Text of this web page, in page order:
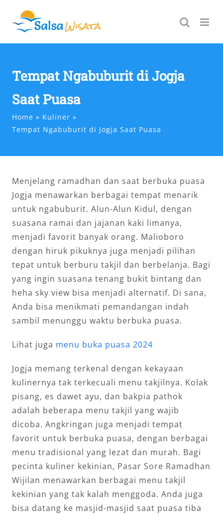
content
Tempat Ngabuburit di Jogja
Saat Puasa
Home
Kuliner
Tempat Ngabuburit di Jogja Saat Puasa
Menjelang ramadhan dan saat berbuka puasa
Jogja menawarkan berbagai tempat menarik
untuk ngabuburit. Alun-Alun Kidul, dengan
suasana ramai dan jajanan kaki limanya,
menjadi favorit banyak orang. Malioboro
dengan hiruk pikuknya juga menjadi pilihan
tepat untuk berburu takjil dan berbelanja. Bagi
yang ingin suasana tenang bukit bintang dan
heha sky view bisa menjadi alternatif. Di sana,
Anda bisa menikmati pemandangan indah
sambil menunggu waktu berbuka puasa.
Lihat juga menu buka puasa 2024
Jogja memang terkenal dengan kekayaan
kulinernya tak terkecuali menu takjilnya. Kolak
pisang, es dawet ayu, dan bakpia pathok
adalah beberapa menu takjil yang wajib
dicoba. Angkringan juga menjadi tempat
favorit untuk berbuka puasa, dengan berbagai
menu tradisional yang lezat dan murah. Bagi
pecinta kuliner kekinian, Pasar Sore Ramadhan
Wijilan menawarkan berbagai menu takjil
kekinian yang tak kalah menggoda. Anda juga
bisa datang ke masjid-masjid saat puasa tiba